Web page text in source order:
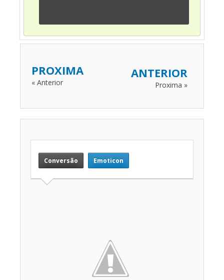
PROXIMA
« Anterior
ANTERIOR
Proxima »
Conversão Emoticon